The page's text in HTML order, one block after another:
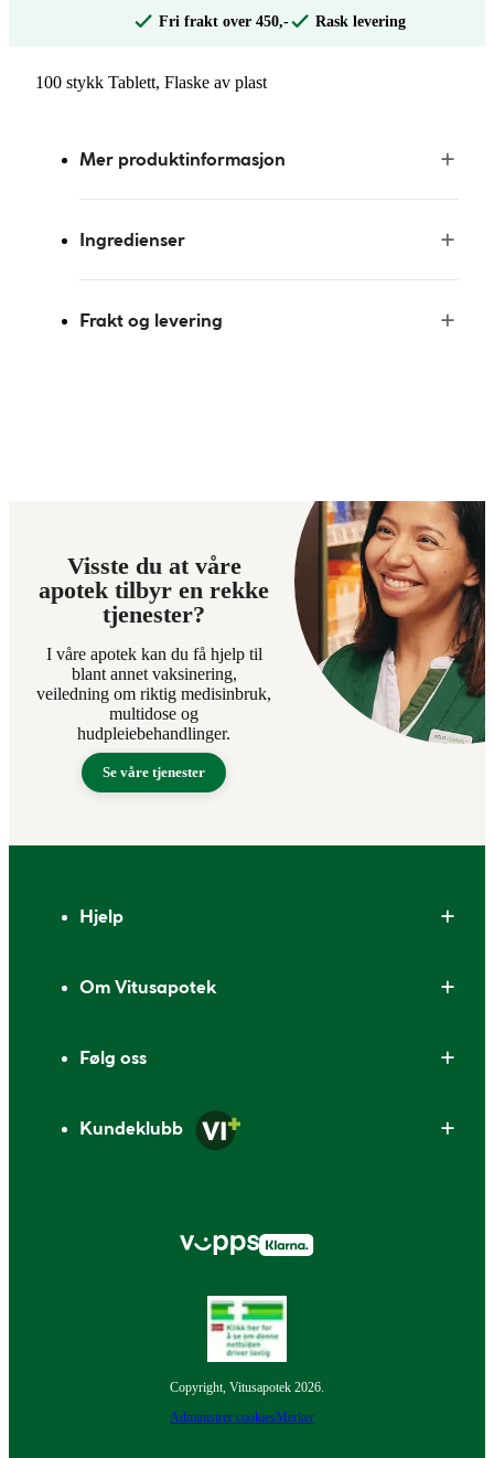
Fri frakt over 450,- Rask levering
100 stykk Tablett, Flaske av plast
Mer produktinformasjon
Ingredienser
Frakt og levering
Visste du at våre
apotek tilbyr en rekke
tjenester?
I våre apotek kan du få hjelp til
blant annet vaksinering,
veiledning om riktig medisinbruk,
multidose og
hudpleiebehandlinger.
Se våre tjenester
Hjelp
Om Vitusapotek
Følg oss
Kundeklubb
Copyright, Vitusapotek 2026.
Administrer cookiesMerker